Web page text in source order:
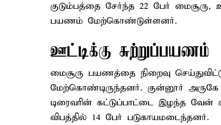
குடும்பத்தை சேர்ந்த 22 பேர் மைசூரு,
பயணம் மேற்கொண்டுள்ளனர்.
ஊட்டிக்கு சுற்றுப்பயணம்
மைசூரு பயணத்தை நிறைவு
மேற்கொண்டிருந்தனர். குன்னூர்
டிரைவரின் கட்டுப்பாட்டை இழந்த வேன்
விபத்தில் 14 பேர் படுகாயமடைந்தனர்.